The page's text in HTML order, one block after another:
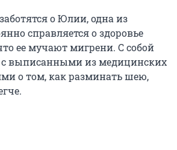
о Юлии, одна из
справляется о здоровье
ее мучают мигрени. С собой
выписанными из медицинских
о том, как разминать шею,